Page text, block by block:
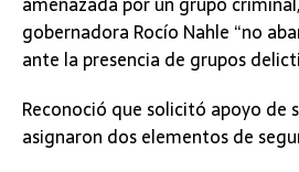
gobernadora Rocío Nahle “no
ante la presencia de grupos
Reconoció que solicitó apoyo de
asignaron dos elementos de